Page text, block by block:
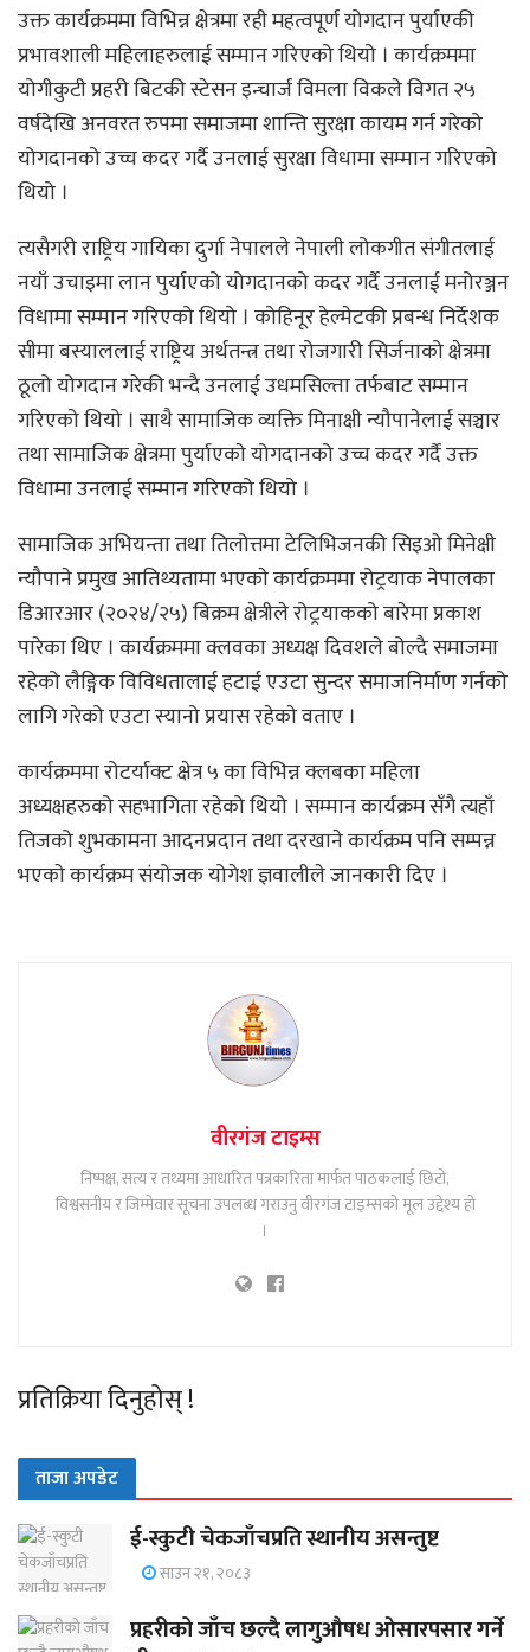
उक्त कार्यक्रममा विभिन्न क्षेत्रमा रही महत्वपूर्ण योगदान पुर्याएकी
प्रभावशाली महिलाहरुलाई सम्मान गरिएको थियो । कार्यक्रममा
योगीकुटी प्रहरी बिटकी स्टेसन इन्चार्ज विमला विकले विगत २५
वर्षदेखि अनवरत रुपमा समाजमा शान्ति सुरक्षा कायम गर्न गरेको
योगदानको उच्च कदर गर्दै उनलाई सुरक्षा विधामा सम्मान गरिएको
थियो ।
त्यसैगरी राष्ट्रिय गायिका दुर्गा नेपालले नेपाली लोकगीत संगीतलाई
नयाँ उचाइमा लान पुर्याएको योगदानको कदर गर्दै उनलाई मनोरञ्जन
विधामा सम्मान गरिएको थियो । कोहिनूर हेल्मेटकी प्रबन्ध निर्देशक
सीमा बस्याललाई राष्ट्रिय अर्थतन्त्र तथा रोजगारी सिर्जनाको क्षेत्रमा
ठूलो योगदान गरेकी भन्दै उनलाई उधमसिल्ता तर्फबाट सम्मान
गरिएको थियो । साथै सामाजिक व्यक्ति मिनाक्षी न्यौपानेलाई सञ्चार
तथा सामाजिक क्षेत्रमा पुर्याएकाे योगदानको उच्च कदर गर्दै उक्त
विधामा उनलाई सम्मान गरिएको थियो ।
सामाजिक अभियन्ता तथा तिलोत्तमा टेलिभिजनकी सिइओ मिनेक्षी
न्यौपाने प्रमुख आतिथ्यतामा भएकाे कार्यक्रममा रोट्रयाक नेपालका
डिआरआर (२०२४/२५) बिक्रम क्षेत्रीले रोट्रयाकको बारेमा प्रकाश
पारेका थिए । कार्यक्रममा क्लवका अध्यक्ष दिवशले बोल्दै समाजमा
रहेको लैङ्गिक विविधतालाई हटाई एउटा सुन्दर समाजनिर्माण गर्नको
लागि गरेको एउटा स्यानो प्रयास रहेकाे वताए ।
कार्यक्रममा रोटर्याक्ट क्षेत्र ५ का विभिन्न क्लबका महिला
अध्यक्षहरुको सहभागिता रहेको थियो । सम्मान कार्यक्रम सँगै त्यहाँ
तिजको शुभकामना आदनप्रदान तथा दरखाने कार्यक्रम पनि सम्पन्न
भएकाे कार्यक्रम संयोजक योगेश ज्ञवालीले जानकारी दिए ।
वीरगंज टाइम्स
निष्पक्ष, सत्य र तथ्यमा आधारित पत्रकारिता मार्फत पाठकलाई छिटो,
विश्वसनीय र जिम्मेवार सूचना उपलब्ध गराउनु वीरगंज टाइम्सको मूल उद्देश्य हो
।
प्रतिक्रिया दिनुहोस् !
ताजा अपडेट
ई-स्कुटी चेकजाँचप्रति स्थानीय असन्तुष्ट
साउन २१, २०८३
प्रहरीको जाँच छल्दै लागुऔषध ओसारपसार गर्ने